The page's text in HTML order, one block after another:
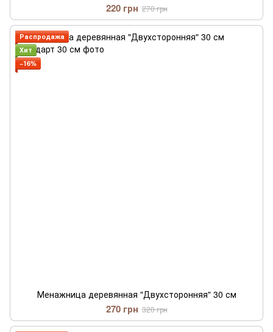
220 грн 270 грн
Распродажа
Хит
−16%
Менажница деревянная "Двухсторонняя" 30 см
270 грн 320 грн